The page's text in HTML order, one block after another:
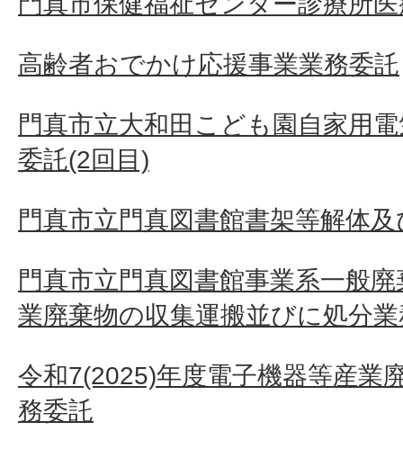
高齢者おでかけ応援事業業務委託
門真市立大和田こども園自家用
委託(2回目)
門真市立門真図書館書架等解体
門真市立門真図書館事業系一般
業廃棄物の収集運搬並びに処分
令和7(2025)年度電子機器等産業
務委託